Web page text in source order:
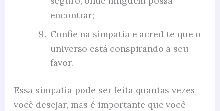
encontrar;
Confie na simpatia e acredite que o
universo está conspirando a seu
favor.
Essa simpatia pode ser feita quantas vezes
você desejar, mas é importante que você